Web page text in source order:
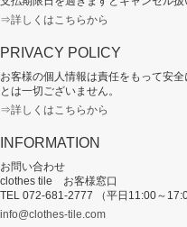
⇒詳しくはこちらから
PRIVACY POLICY
お客様の個人情報は責任をもって安
とは一切ございません。
⇒詳しくはこちらから
INFORMATION
お問い合わせ
clothes tile お客様窓口
TEL 072-681-2777 （平日11:00～
info@clothes-tile.com